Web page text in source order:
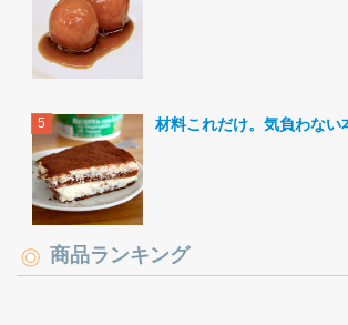
材料これだけ。気負わない
商品ランキング